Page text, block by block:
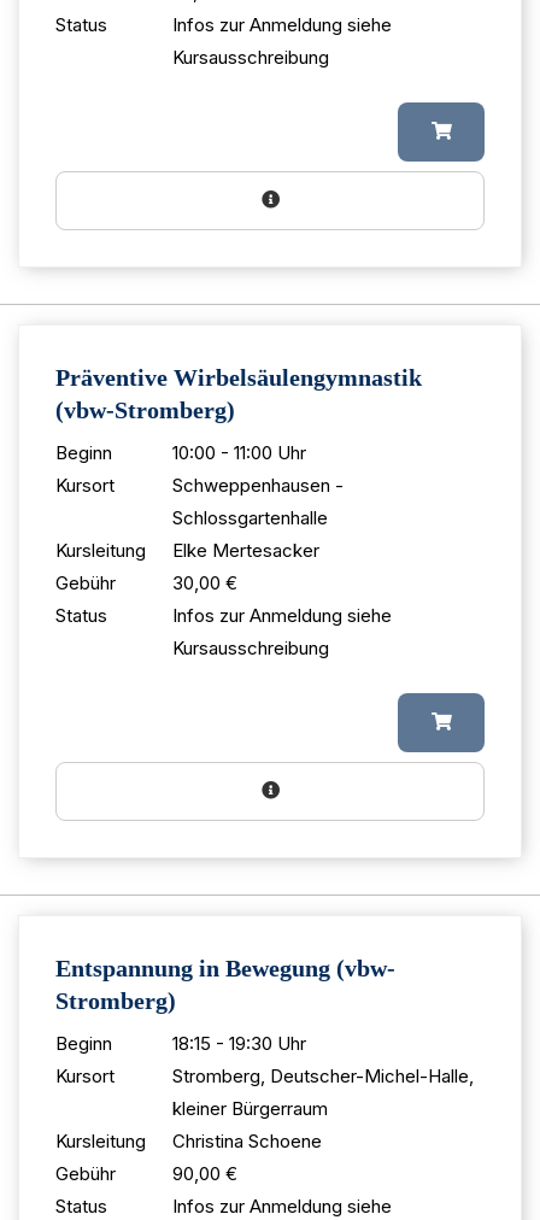
Status
Infos zur Anmeldung siehe
Kursausschreibung
Präventive Wirbelsäulengymnastik
(vbw-Stromberg)
Beginn
10:00 - 11:00 Uhr
Kursort
Schweppenhausen -
Schlossgartenhalle
Kursleitung
Elke Mertesacker
Gebühr
30,00 €
Status
Infos zur Anmeldung siehe
Kursausschreibung
Entspannung in Bewegung (vbw-
Stromberg)
Beginn
18:15 - 19:30 Uhr
Kursort
Stromberg, Deutscher-Michel-Halle,
kleiner Bürgerraum
Kursleitung
Christina Schoene
Gebühr
90,00 €
Status
Infos zur Anmeldung siehe